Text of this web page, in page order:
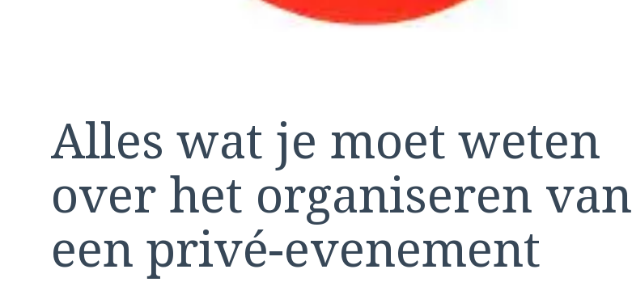
Alles wat je moet weten
over het organiseren van
een privé-evenement